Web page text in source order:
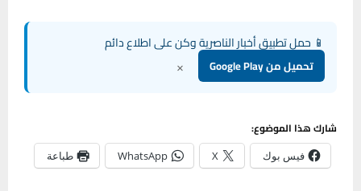
📱 حمل تطبيق أخبار الناصرية وكن على اطلاع دائم
تحميل من Google Play ×
شارك هذا الموضوع:
فيس بوك X
WhatsApp طباعة